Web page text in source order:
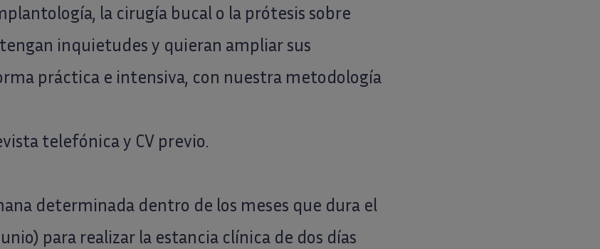
la cirugía bucal o la prótesis sobre
inquietudes y quieran ampliar sus
práctica e intensiva, con nuestra metodología
telefónica y CV previo.
determinada dentro de los meses que dura el
para realizar la estancia clínica de dos días